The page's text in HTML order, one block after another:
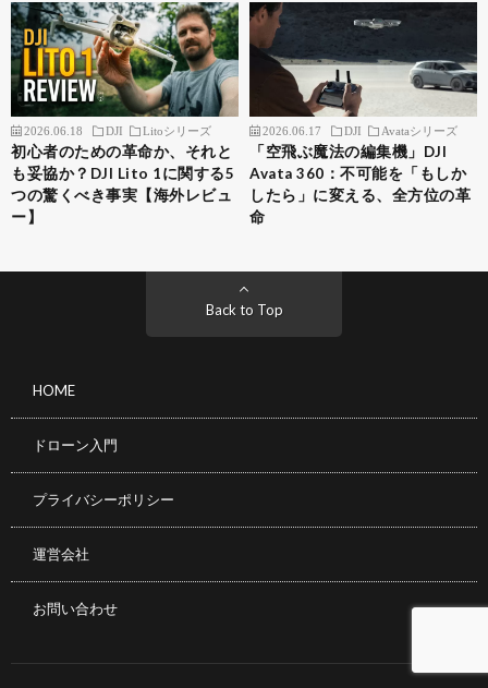
2026.06.18 DJI Litoシリーズ
初心者のための革命か、それと
も妥協か？DJI Lito 1に関する5
つの驚くべき事実【海外レビュ
ー】
2026.06.17 DJI Avataシリーズ
「空飛ぶ魔法の編集機」DJI
Avata 360：不可能を「もしか
したら」に変える、全方位の革
命
Back to Top
HOME
ドローン入門
プライバシーポリシー
運営会社
お問い合わせ